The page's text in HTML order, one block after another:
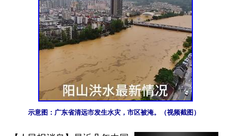
示意图：广东省清远市发生水灾，市区被淹。（视频截图）